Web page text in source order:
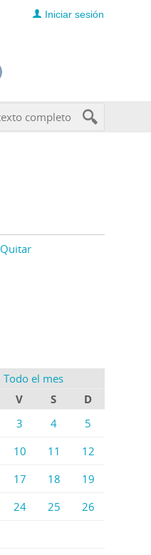
Iniciar sesión
Quitar
Todo el mes
V S
D
3 4
5
10 11
12
17 18
19
24 25
26